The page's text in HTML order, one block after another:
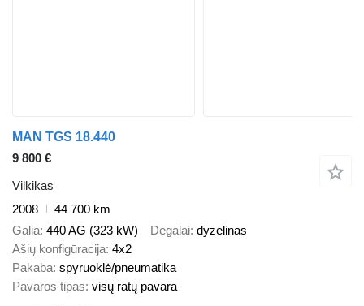
MAN TGS 18.440
9 800 €
Vilkikas
2008
44 700 km
Galia 440 AG (323 kW) Degalai dyzelinas
Ašių konfigūracija 4x2
Pakaba spyruoklė/pneumatika
Pavaros tipas visų ratų pavara